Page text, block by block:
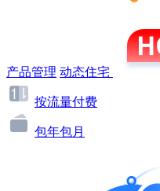
产品管理 动态住宅
按流量付费
包年包月